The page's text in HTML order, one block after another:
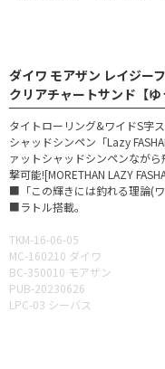
ダイワ モアザン レイジー
クリアチャートサンド【
タイトローリング&ワイドS字
シャッドシンペン「Lazy
ァットシャッドシンペンなが
撃可能![MORETHAN LAZY
■「この輝きには釣れる理論(
■ラトル搭載。
TKM-16-06-05
MC-160210 ダイワ
BC-350010 モアザン
PUB-20230626
LPC-03 シーバス